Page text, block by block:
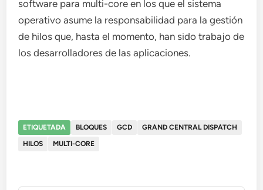
software para multi-core en los que el sistema
operativo asume la responsabilidad para la gestión
de hilos que, hasta el momento, han sido trabajo de
los desarrolladores de las aplicaciones.
ETIQUETADA BLOQUES GCD
GRAND CENTRAL DISPATCH
HILOS
MULTI-CORE